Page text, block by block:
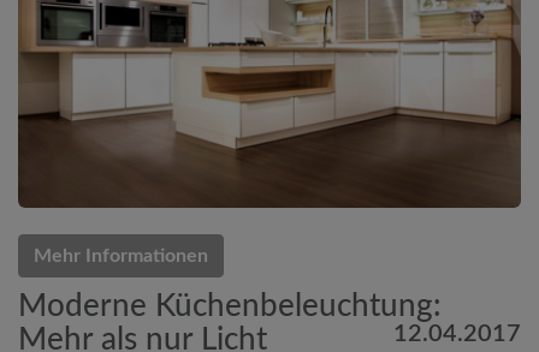
Mehr Informationen
Moderne Küchenbeleuchtung:
Mehr als nur Licht
12.04.2017